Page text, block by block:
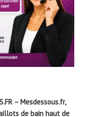
– Mesdessous.fr,
de bain haut de